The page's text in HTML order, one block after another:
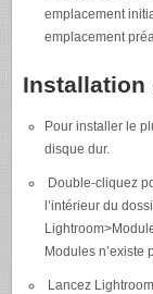
emplacement
emplacement
Installation
Pour installer le
disque dur.
Double-cliquez
l’intérieur du
Modules n’existe
Lancez